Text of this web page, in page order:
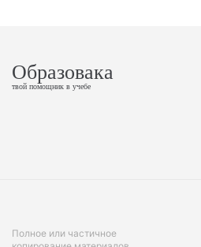
Образовака
твой помощник в учебе
Полное или частичное